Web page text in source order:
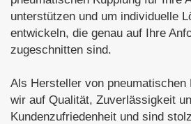
unterstützen und um individuelle
entwickeln, die genau auf Ihre
zugeschnitten sind.
Als Hersteller von pneumatischen
wir auf Qualität, Zuverlässigkeit
Kundenzufriedenheit und sind